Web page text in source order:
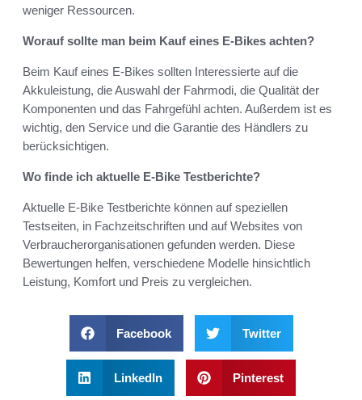
weniger Ressourcen.
Worauf sollte man beim Kauf eines E-Bikes achten?
Beim Kauf eines E-Bikes sollten Interessierte auf die
Akkuleistung, die Auswahl der Fahrmodi, die Qualität der
Komponenten und das Fahrgefühl achten. Außerdem ist es
wichtig, den Service und die Garantie des Händlers zu
berücksichtigen.
Wo finde ich aktuelle E-Bike Testberichte?
Aktuelle E-Bike Testberichte können auf speziellen
Testseiten, in Fachzeitschriften und auf Websites von
Verbraucherorganisationen gefunden werden. Diese
Bewertungen helfen, verschiedene Modelle hinsichtlich
Leistung, Komfort und Preis zu vergleichen.
Facebook Twitter
LinkedIn Pinterest